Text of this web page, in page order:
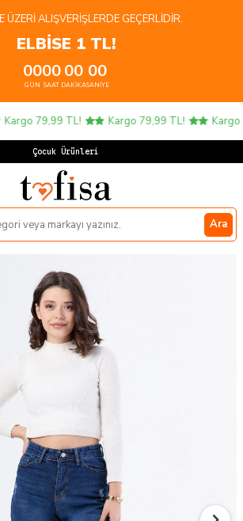
ALIŞVERIŞLERDE GEÇERLIDIR.
ELBİSE 1 TL!
00
GÜN
00
SAAT
00
DAKIKA
00
SANIYE
79,99 TL! Kargo 79,99 TL! Kargo
Çocuk Ürünlerind
Ara